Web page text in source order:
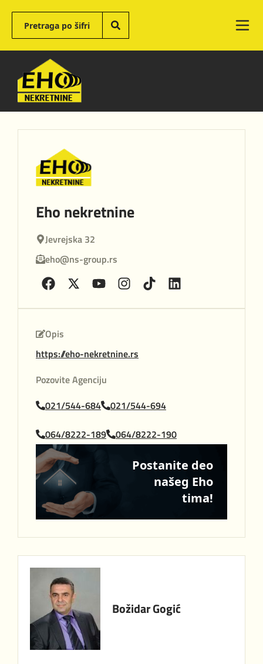
Eho nekretnine
Jevrejska 32
eho@ns-group.rs
Opis
https://eho-nekretnine.rs
Pozovite Agenciju
021/544-684
021/544-694
064/8222-189 064/8222-190
Postanite deo
našeg Eho
tima!
BožidarGogić